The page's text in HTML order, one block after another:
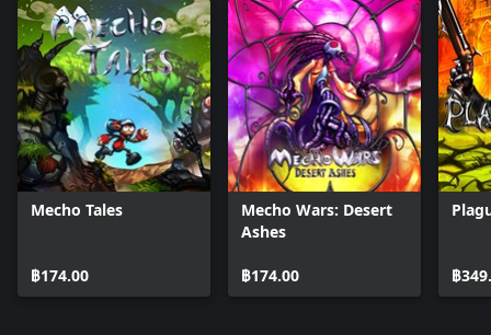
Mecho Tales
฿174.00
Mecho Wars: Desert
Ashes
฿174.00 ฿